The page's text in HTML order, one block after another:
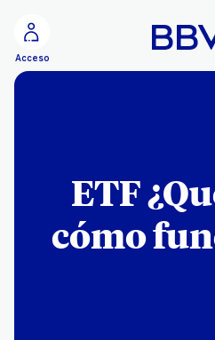
Acceso
ETF
cómo